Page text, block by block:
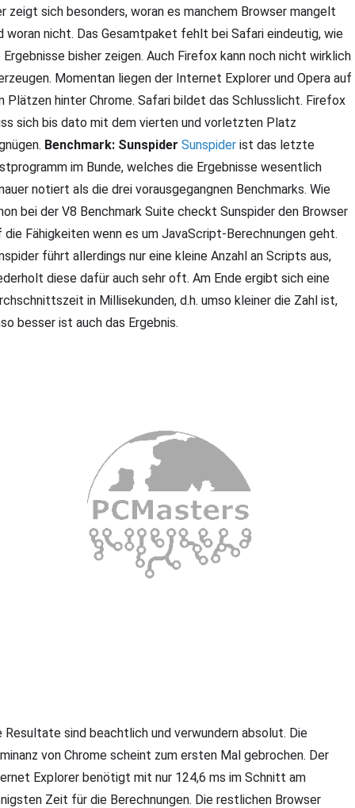
zeigt sich besonders, woran es manchem Browser mangelt
woran nicht. Das Gesamtpaket fehlt bei Safari eindeutig, wie
Ergebnisse bisher zeigen. Auch Firefox kann noch nicht wirklich
Momentan liegen der Internet Explorer und Opera auf
Plätzen hinter Chrome. Safari bildet das Schlusslicht. Firefox
sich bis dato mit dem vierten und vorletzten Platz
Benchmark: Sunspider Sunspider ist das letzte
im Bunde, welches die Ergebnisse wesentlich
notiert als die drei vorausgegangnen Benchmarks. Wie
bei der V8 Benchmark Suite checkt Sunspider den Browser
die Fähigkeiten wenn es um JavaScript-Berechnungen geht.
führt allerdings nur eine kleine Anzahl an Scripts aus,
diese dafür auch sehr oft. Am Ende ergibt sich eine
in Millisekunden, d.h. umso kleiner die Zahl ist,
besser ist auch das Ergebnis.
Resultate sind beachtlich und verwundern absolut. Die
von Chrome scheint zum ersten Mal gebrochen. Der
Explorer benötigt mit nur 124,6 ms im Schnitt am
Zeit für die Berechnungen. Die restlichen Browser